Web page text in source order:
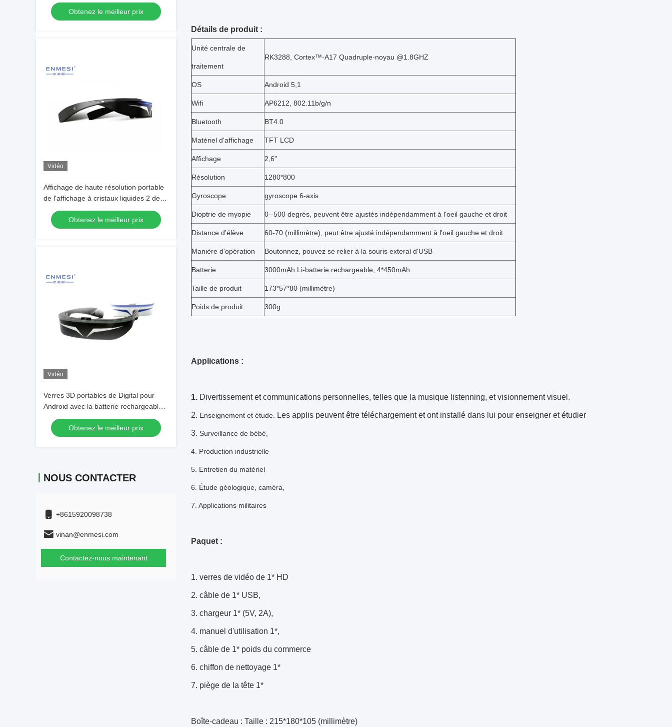
Obtenez le meilleur prix
Vidéo
Affichage de haute résolution portable
de l'affichage à cristaux liquides 2 de
casque en verre de réalité virtuelle de
Wifi Bluetooth 3D
Obtenez le meilleur prix
Vidéo
Verres 3D portables de Digital pour
Android avec la batterie rechargeable
98" virtuel de Bluetooth
Obtenez le meilleur prix
NOUS CONTACTER
+8615920098738
vinan@enmesi.com
Contactez-nous maintenant
Détails de produit :
Unité centrale de
traitement
RK3288, Cortex™-A17 Quadruple-noyau @1.8GHZ
OS Android 5,1
Wifi AP6212, 802.11b/g/n
Bluetooth BT4.0
Matériel d'affichage TFT LCD
Affichage 2,6"
Résolution 1280*800
Gyroscope gyroscope 6-axis
Dioptrie de myopie 0--500 degrés, peuvent être ajustés indépendamment à l'oeil gauche et droit
Distance d'élève 60-70 (millimètre), peut être ajusté indépendamment à l'oeil gauche et droit
Manière d'opération Boutonnez, pouvez se relier à la souris exteral d'USB
Batterie 3000mAh Li-batterie rechargeable, 4*450mAh
Taille de produit 173*57*80 (millimètre)
Poids de produit 300g
Applications :
1. Divertissement et communications personnelles, telles que la musique listenning, et visionnement visuel.
2. Enseignement et étude. Les applis peuvent être téléchargement et ont installé dans lui pour enseigner et étudier
3. Surveillance de bébé,
4. Production industrielle
5. Entretien du matériel
6. Étude géologique, caméra,
7. Applications militaires
Paquet :
1. verres de vidéo de 1* HD
2. câble de 1* USB,
3. chargeur 1* (5V, 2A),
4. manuel d'utilisation 1*,
5. câble de 1* poids du commerce
6. chiffon de nettoyage 1*
7. piège de la tête 1*
Boîte-cadeau : Taille : 215*180*105 (millimètre)